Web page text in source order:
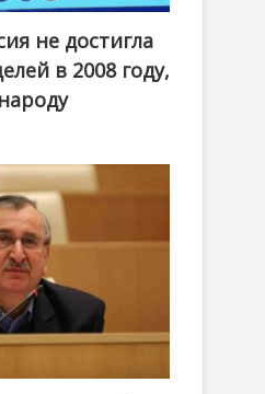
не достигла
в 2008 году,